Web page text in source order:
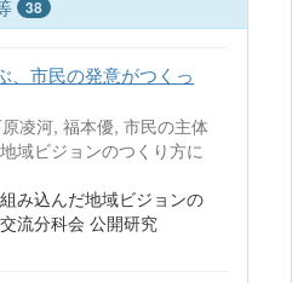
38
、市民の発意がつくっ
凌河, 福本優, 市民の主体
域ビジョンのつくり方に
み込んだ地域ビジョンの
流分科会 公開研究